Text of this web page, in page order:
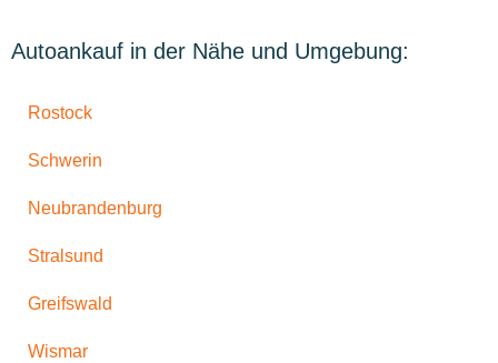
Autoankauf in der Nähe und Umgebung:
Rostock
Schwerin
Neubrandenburg
Stralsund
Greifswald
Wismar